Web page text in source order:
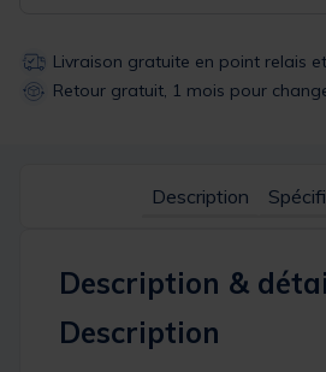
Livraison gratuite en point relais
Retour gratuit, 1 mois pour
Description
Description &
Description